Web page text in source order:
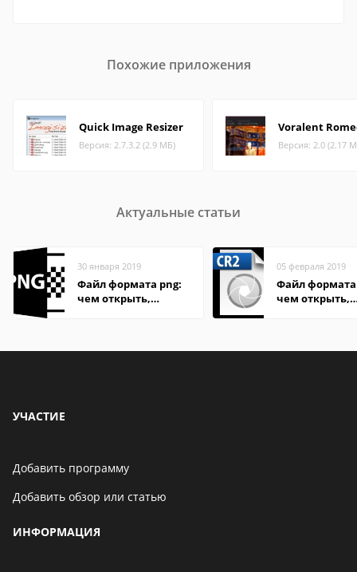
Похожие приложения
Quick Image Resizer
Версия: 2.7.3.2 (2.9 МБ)
Voralent
Версия: 2.0 (2.17
Актуальные статьи
30 января 2019
Файл формата png:
чем открыть,
05 февраля 2019
Файл формата
чем открыть,
УЧАСТИЕ
Добавить программу
Добавить обзор или статью
ИНФОРМАЦИЯ